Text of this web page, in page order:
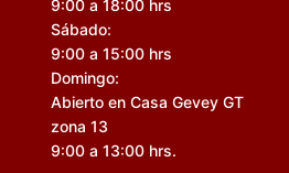
9:00 a 18:00 hrs
Sábado:
9:00 a 15:00 hrs
Domingo:
Abierto en Casa Gevey GT
zona 13
9:00 a 13:00 hrs.